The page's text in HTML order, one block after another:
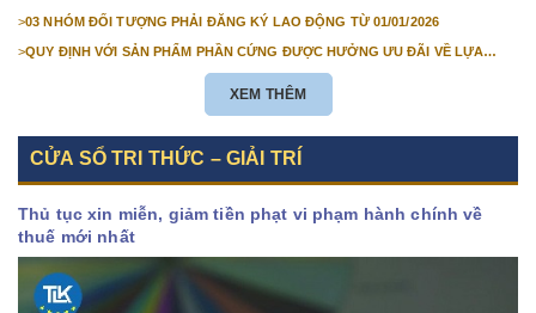
>03 NHÓM ĐỐI TƯỢNG PHẢI ĐĂNG KÝ LAO ĐỘNG TỪ 01/01/2026
>QUY ĐỊNH VỚI SẢN PHẨM PHẦN CỨNG ĐƯỢC HƯỞNG ƯU ĐÃI VỀ LỰA
XEM THÊM
CỬA SỔ TRI THỨC – GIẢI TRÍ
Thủ tục xin miễn, giảm tiền phạt vi phạm hành chính về
thuế mới nhất